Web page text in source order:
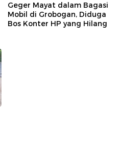
Geger Mayat dalam Bagasi
Mobil di Grobogan, Diduga
Bos Konter HP yang Hilang